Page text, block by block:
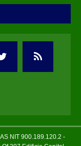
NIT 900.189.120.2 -